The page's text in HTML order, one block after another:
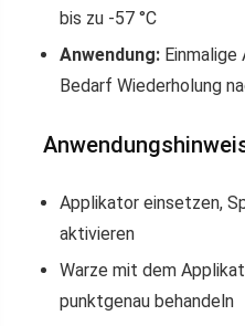
bis zu -57 °C
Anwendung:
Bedarf Wiederholung
Applikator einsetzen,
aktivieren
Warze mit dem
punktgenau behandeln